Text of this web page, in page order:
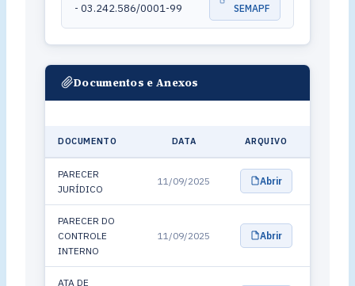
- 03.242.586/0001-99
SEMAPF
Documentos e Anexos
DOCUMENTO DATA ARQUIVO
PARECER
JURÍDICO
11/09/2025 Abrir
PARECER DO
CONTROLE
INTERNO
11/09/2025 Abrir
ATA DE